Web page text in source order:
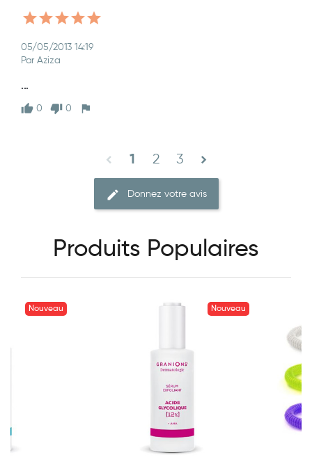
05/05/2013 14:19
Par Aziza
...
0 0
chevron_left 1 2 3 chevron_right
Donnez votre avis
Produits Populaires
Nouveau Nouveau